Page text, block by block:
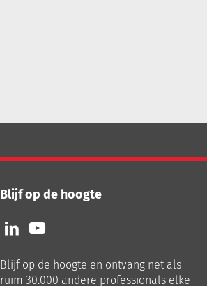
Blijf op de hoogte
Volg
ons
LinkedIn
Volg
ons
Youtube
Blijf op de hoogte en ontvang net als
ruim 30.000 andere professionals elke